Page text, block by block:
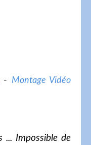
- Montage Vidéo
... Impossible de